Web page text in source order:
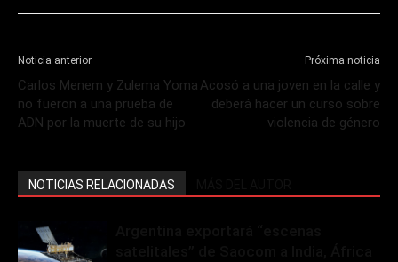
Noticia anterior
Carlos Menem y Zulema Yoma
no fueron a una prueba de
ADN por la muerte de su hijo
Próxima noticia
Acosó a una joven en la calle y
deberá hacer un curso sobre
violencia de género
NOTICIAS RELACIONADAS